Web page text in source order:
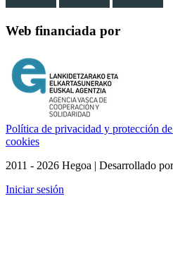
Web financiada por
Política de privacidad y protección
cookies
2011 - 2026 Hegoa | Desarrollado
Iniciar sesión